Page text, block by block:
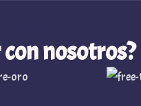
nosotros?